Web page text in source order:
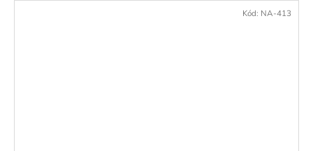
Kód: NA-413